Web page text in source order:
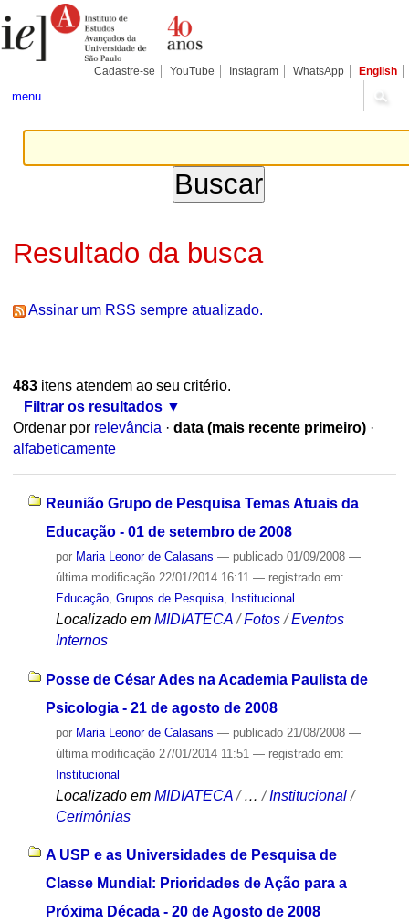
para
conteúdo.
Pessoais
Cadastre-se YouTube Instagram WhatsApp English
menu
Resultado da busca
Assinar um RSS sempre atualizado.
483itens atendem ao seu critério.
Filtrar os resultados
Ordenar por relevância · data (mais recente primeiro) ·
alfabeticamente
Reunião Grupo de Pesquisa Temas Atuais da
Educação - 01 de setembro de 2008
por Maria Leonor de Calasans — publicado01/09/2008 —
última modificação22/01/2014 16:11 — registrado em:
Educação, Grupos de Pesquisa, Institucional
Localizado em MIDIATECA /Fotos /Eventos
Internos
Posse de César Ades na Academia Paulista de
Psicologia - 21 de agosto de 2008
por Maria Leonor de Calasans — publicado21/08/2008 —
última modificação27/01/2014 11:51 — registrado em:
Institucional
Localizado em MIDIATECA /…/Institucional /
Cerimônias
A USP e as Universidades de Pesquisa de
Classe Mundial: Prioridades de Ação para a
Próxima Década - 20 de Agosto de 2008